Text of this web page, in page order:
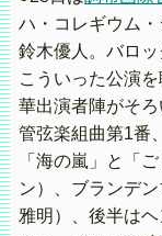
ハ・コレギウム
鈴木優人。バロッ
こういった公演
華出演者陣がそ
管弦楽組曲第1番
「海の嵐」と「
ン）、ブランデ
雅明）、後半は